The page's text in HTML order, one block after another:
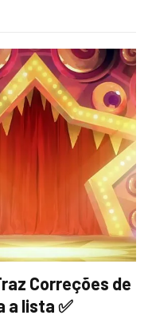
Correções de
a lista ✅